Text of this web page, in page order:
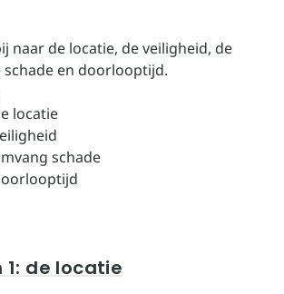
naar de locatie, de veiligheid, de
schade en doorlooptijd.
locatie
schade
1: de locatie